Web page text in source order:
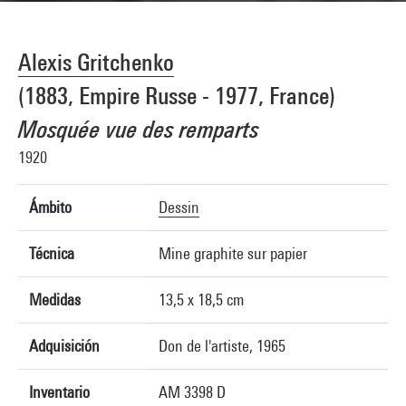
Alexis Gritchenko
(1883, Empire Russe - 1977, France)
Mosquée vue des remparts
1920
Ámbito Dessin
Técnica Mine graphite sur papier
Medidas 13,5 x 18,5 cm
Adquisición Don de l'artiste, 1965
Inventario AM 3398 D